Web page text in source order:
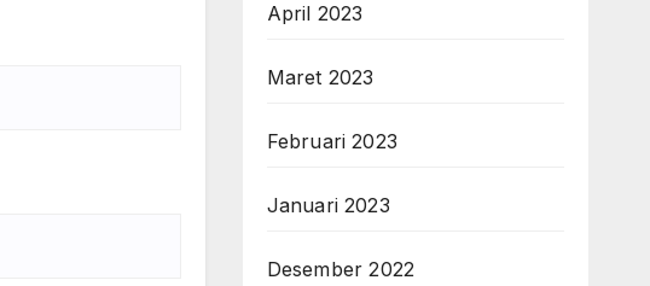
April 2023
Maret 2023
Februari 2023
Januari 2023
Desember 2022